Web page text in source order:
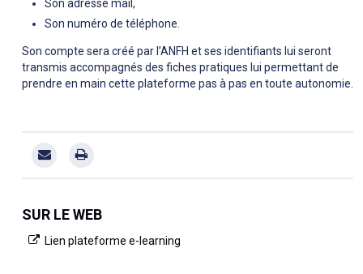
Son adresse mail,
Son numéro de téléphone.
Son compte sera créé par l’ANFH et ses identifiants lui seront
transmis accompagnés des fiches pratiques lui permettant de
prendre en main cette plateforme pas à pas en toute autonomie.
SUR LE WEB
Lien plateforme e-learning